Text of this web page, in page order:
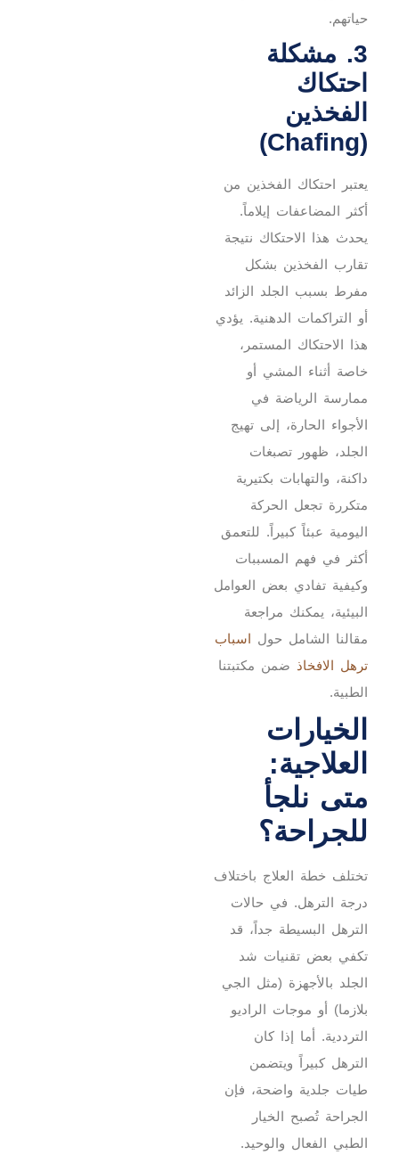
حياتهم.
3. مشكلة
احتكاك
الفخذين
(Chafing)
يعتبر احتكاك الفخذين من
أكثر المضاعفات إيلاماً.
يحدث هذا الاحتكاك نتيجة
تقارب الفخذين بشكل
مفرط بسبب الجلد الزائد
أو التراكمات الدهنية. يؤدي
هذا الاحتكاك المستمر،
خاصة أثناء المشي أو
ممارسة الرياضة في
الأجواء الحارة، إلى تهيج
الجلد، ظهور تصبغات
داكنة، والتهابات بكتيرية
متكررة تجعل الحركة
اليومية عبئاً كبيراً. للتعمق
أكثر في فهم المسببات
وكيفية تفادي بعض العوامل
البيئية، يمكنك مراجعة
مقالنا الشامل حول اسباب
ترهل الافخاذ ضمن مكتبتنا
الطبية.
الخيارات
العلاجية:
متى نلجأ
للجراحة؟
تختلف خطة العلاج باختلاف
درجة الترهل. في حالات
الترهل البسيطة جداً، قد
تكفي بعض تقنيات شد
الجلد بالأجهزة (مثل الجي
بلازما) أو موجات الراديو
الترددية. أما إذا كان
الترهل كبيراً ويتضمن
طيات جلدية واضحة، فإن
الجراحة تُصبح الخيار
الطبي الفعال والوحيد.